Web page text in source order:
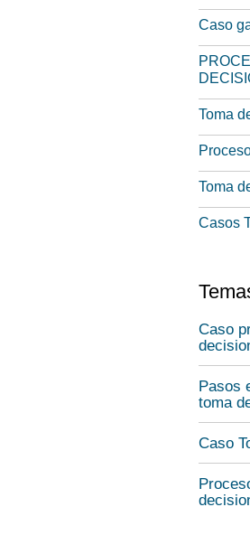
Caso
Toma
Toma
Casos
Caso
Pasos
toma
Caso